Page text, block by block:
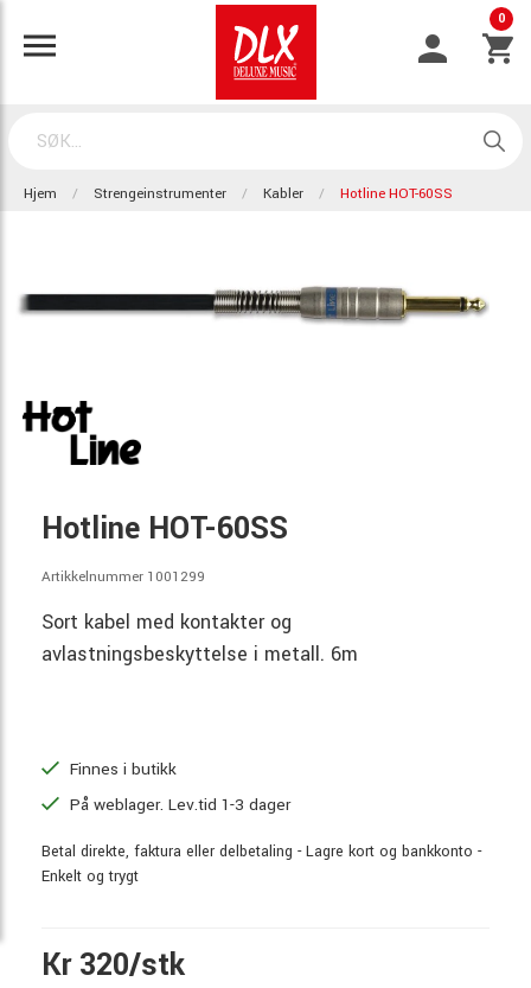
0
Hjem Strengeinstrumenter Kabler Hotline HOT-60SS
Hotline HOT-60SS
Artikkelnummer 1001299
Sort kabel med kontakter og
avlastningsbeskyttelse i metall. 6m
Finnes i butikk
På weblager. Lev.tid 1-3 dager
Betal direkte, faktura eller delbetaling - Lagre kort og bankkonto -
Enkelt og trygt
Kr 320/stk